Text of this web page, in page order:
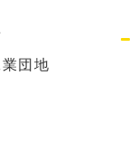
団地